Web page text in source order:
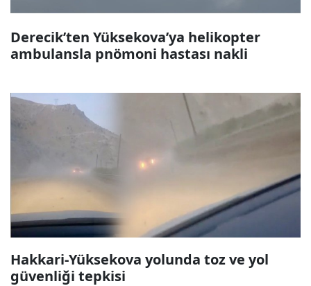
Derecik’ten Yüksekova’ya helikopter
ambulansla pnömoni hastası nakli
Hakkari-Yüksekova yolunda toz ve yol
güvenliği tepkisi